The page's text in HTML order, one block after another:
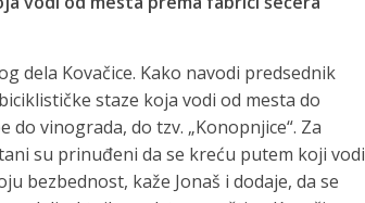
dela Kovačice. Kako navodi predsednik
staze koja vodi od mesta do
vinograda, do tzv. „Konopnjice“. Za
su prinuđeni da se kreću putem koji vodi
bezbednost, kaže Jonaš i dodaje, da se